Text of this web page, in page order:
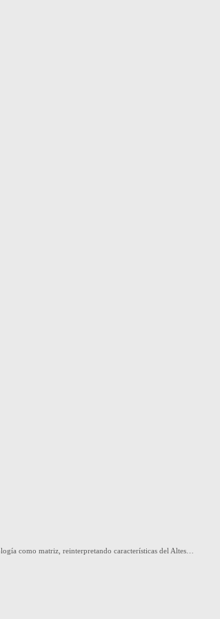
como matriz, reinterpretando características del Altes…